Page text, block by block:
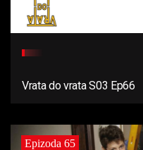
Vrata do vrata S03 Ep66
Epizoda 65